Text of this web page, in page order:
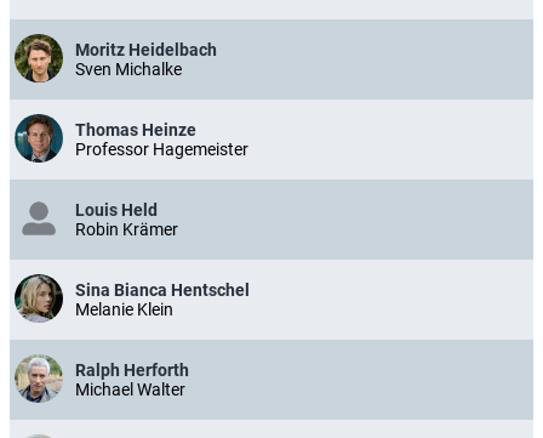
Moritz Heidelbach
Sven Michalke
Thomas Heinze
Professor Hagemeister
Louis Held
Robin Krämer
Sina Bianca Hentschel
Melanie Klein
Ralph Herforth
Michael Walter